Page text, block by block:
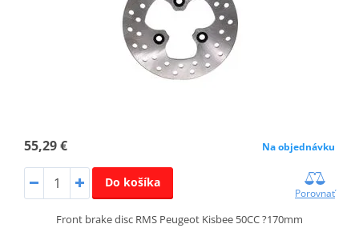
55,29 € Na objednávku
Do košíka
Porovnať
Front brake disc RMS Peugeot Kisbee 50CC ?170mm